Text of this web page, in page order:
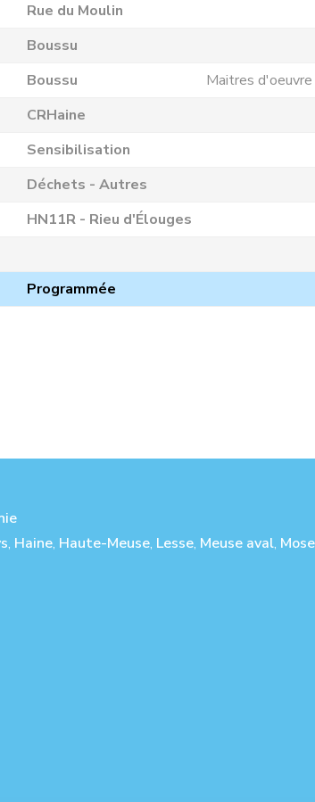
Rue du Moulin
Boussu
Boussu
Maitres d'oeuvre
CRHaine
Sensibilisation
Déchets - Autres
HN11R - Rieu d'Élouges
Programmée
, Haine, Haute-Meuse, Lesse, Meuse aval,